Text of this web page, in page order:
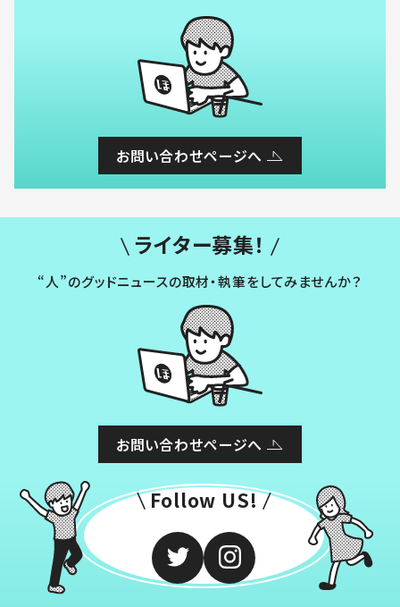
お問い合わせページへ
ライター募集！
“人”のグッドニュースの取材・執筆をしてみませんか？
お問い合わせページへ
Follow US!